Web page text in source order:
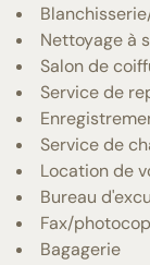
Nettoyage à
Salon de
Service de
Service de
Location de
Bureau
Fax/
Bagagerie